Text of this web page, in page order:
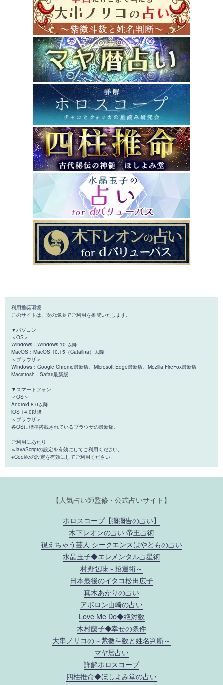
利用推奨環境
このサイトは、次の環境でご利用を推奨いたします。
▼パソコン
＜OS＞
Windows：Windows 10 以降
MacOS：MacOS 10.15（Catalina）以降
＜ブラウザ＞
Windows：Google Chrome最新版、Microsoft Edge最新版、Mozilla FireFox最新版
Macintosh：Safari最新版
▼スマートフォン
＜OS＞
Android 8.0以降
iOS 14.0以降
＜ブラウザ＞
各OSに標準搭載されているブラウザの最新版。
ご利用にあたり
※JavaScriptの設定を有効にしてご利用ください。
※Cookieの設定を有効にしてご利用ください。
【人気占い師監修・公式占いサイト】
ホロスコープ【彌彌告の占い】
木下レオンの占い 帝王占術
視えちゃう芸人 シークエンスはやともの占い
水晶玉子◆エレメンタル占星術
村野弘味～招運術～
日本最後のイタコ松田広子
真木あかりの占い
アポロン山崎の占い
Love Me Do◆絶対数
木村藤子◆幸せの条件
大串ノリコの～紫微斗数と姓名判断～
マヤ暦占い
詳解ホロスコープ
四柱推命◆ほしよみ堂の占い